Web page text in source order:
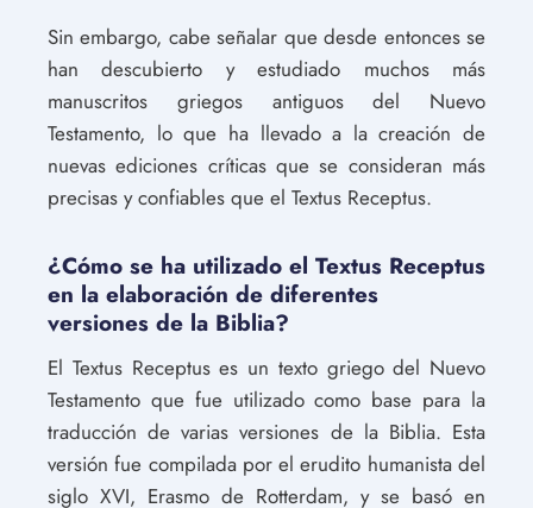
Sin embargo, cabe señalar que desde entonces se
han descubierto y estudiado muchos más
manuscritos griegos antiguos del Nuevo
Testamento, lo que ha llevado a la creación de
nuevas ediciones críticas que se consideran más
precisas y confiables que el Textus Receptus.
¿Cómo se ha utilizado el Textus Receptus
en la elaboración de diferentes
versiones de la Biblia?
El Textus Receptus es un texto griego del Nuevo
Testamento que fue utilizado como base para la
traducción de varias versiones de la Biblia. Esta
versión fue compilada por el erudito humanista del
siglo XVI, Erasmo de Rotterdam, y se basó en